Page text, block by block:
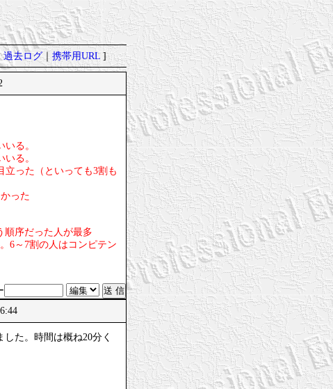
過去ログ｜携帯用URL]
る。
る。
立った（といっても3割も
った
序だった人が最多
6～7割の人はコンピテン
た。時間は概ね20分く